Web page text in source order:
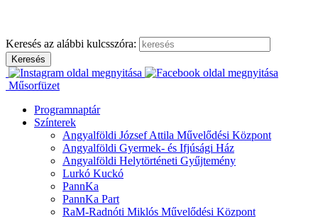
tartalomhoz
Keresés az alábbi kulcsszóra:
Műsorfüzet
Programnaptár
Színterek
Angyalföldi József Attila Művelődési Központ
Angyalföldi Gyermek- és Ifjúsági Ház
Angyalföldi Helytörténeti Gyűjtemény
Lurkó Kuckó
PannKa
PannKa Part
RaM-Radnóti Miklós Művelődési Központ